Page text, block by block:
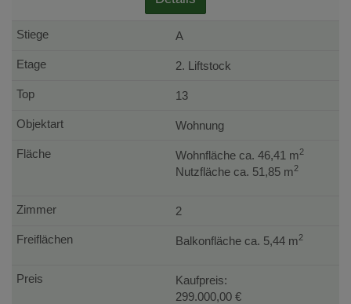
A
2. Liftstock
13
Wohnung
Wohnfläche ca. 46,41 m2
Nutzfläche ca. 51,85 m2
2
Balkonfläche ca. 5,44 m2
Kaufpreis:
299.000,00 €